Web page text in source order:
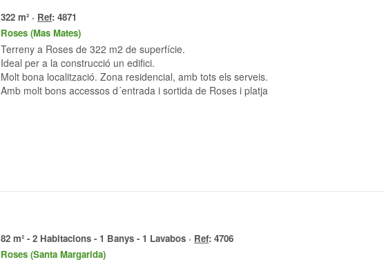
322 m² · Ref: 4871
Roses (Mas Mates)
Terreny a Roses de 322 m2 de superfície.
Ideal per a la construcció un edifici.
Molt bona localització. Zona residencial, amb tots els serveis.
Amb molt bons accessos d´entrada i sortida de Roses i platja
82 m² - 2 Habitacions - 1 Banys - 1 Lavabos · Ref: 4706
Roses (Santa Margarida)